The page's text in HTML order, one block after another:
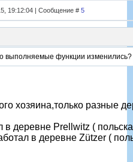
19:12:04 | Сообщение # 5
выполняемые функции изменились?
хозяина,только разные
в деревне Prellwitz (
в деревне Zützer (